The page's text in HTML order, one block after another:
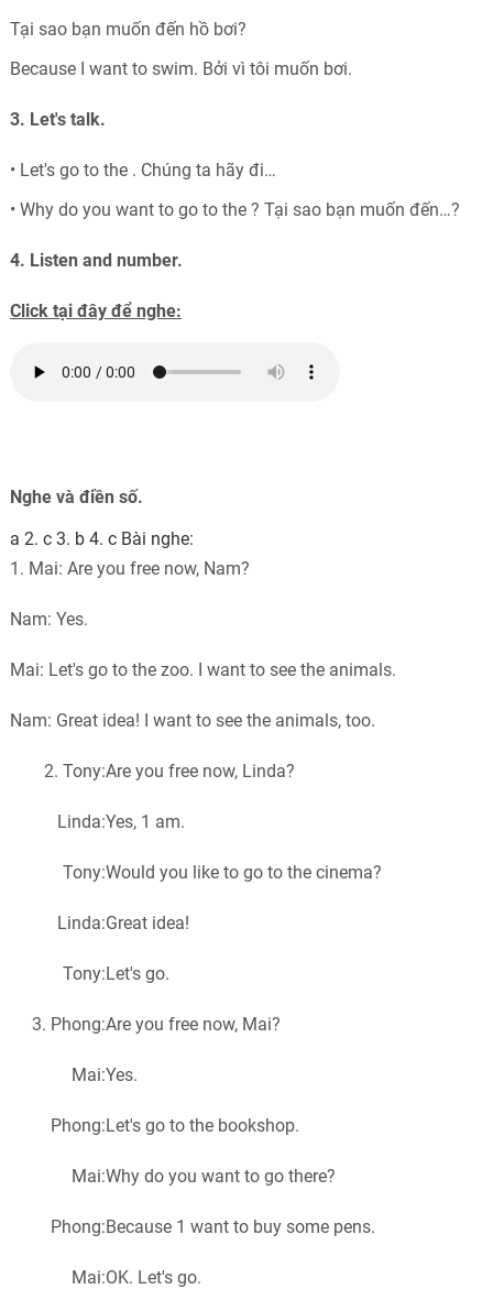
Tại sao bạn muốn đến hồ bơi?
Because I want to swim. Bởi vì tôi muốn bơi.
3. Let's talk.
• Let's go to the . Chúng ta hãy đi…
• Why do you want to go to the ? Tại sao bạn muốn đến…?
4. Listen and number.
Click tại đây để nghe:
Nghe và điền số.
a 2. c 3. b 4. c Bài nghe:
1. Mai: Are you free now, Nam?
Nam: Yes.
Mai: Let's go to the zoo. I want to see the animals.
Nam: Great idea! I want to see the animals, too.
2. Tony:Are you free now, Linda?
Linda:Yes, 1 am.
Tony:Would you like to go to the cinema?
Linda:Great idea!
Tony:Let's go.
3. Phong:Are you free now, Mai?
Mai:Yes.
Phong:Let's go to the bookshop.
Mai:Why do you want to go there?
Phong:Because 1 want to buy some pens.
Mai:OK. Let's go.